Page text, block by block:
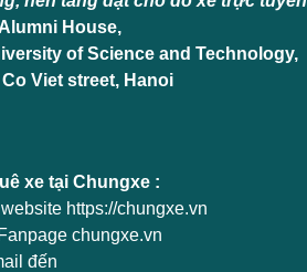
House,
of Science and Technology,
Co Viet street, Hanoi
xe tại Chungxe :
https://chungxe.vn
chungxe.vn
đến